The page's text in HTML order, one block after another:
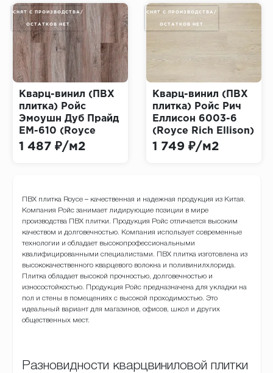
СНЯТ С ПРОИЗВОДСТВА/
ОСТАТКОВ НЕТ
Кварц-винил (ПВХ
плитка) Ройс
Эмоушн Дуб Прайд
EM-610 (Royce
Emotion)
1 487 ₽/м2
СНЯТ С ПРОИЗВОДСТВА/
ОСТАТКОВ НЕТ
Кварц-винил (ПВХ
плитка) Ройс Рич
Еллисон 6003-6
(Royce Rich Ellison)
1 749 ₽/м2
ПВХ плитка Royce – качественная и надежная продукция из Китая.
Компания Ройс занимает лидирующие позиции в мире
производства ПВХ плитки. Продукция Ройс отличается высоким
качеством и долговечностью. Компания использует современные
технологии и обладает высокопрофессиональными
квалифицированными специалистами. ПВХ плитка изготовлена из
высококачественного кварцевого волокна и поливинилхлорида.
Плитка обладает высокой прочностью, долговечностью и
износостойкостью. Продукция Ройс предназначена для укладки на
пол и стены в помещениях с высокой проходимостью. Это
идеальный вариант для магазинов, офисов, школ и других
общественных мест.
Разновидности кварцвиниловой плитки